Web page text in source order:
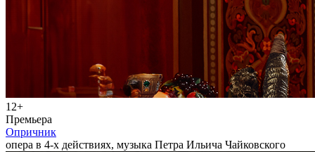
12+
Премьера
Опричник
опера в 4-х действиях, музыка Петра Ильича Чайковского